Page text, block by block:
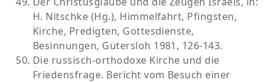
H. Nitschke (Hg.), Himmelfahrt, Pfingsten,
Kirche, Predigten, Gottesdienste,
Besinnungen, Gütersloh 1981, 126-143.
Die russisch-orthodoxe Kirche und die
Friedensfrage. Bericht vom Besuch einer